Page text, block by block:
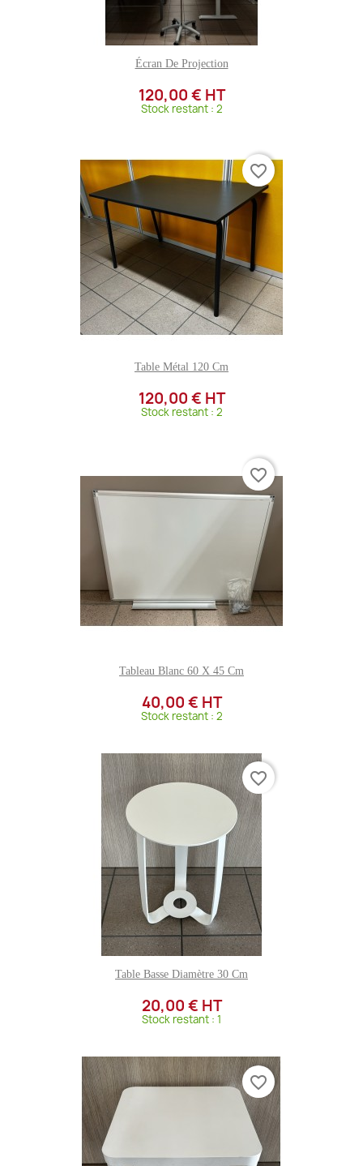
Écran De Projection
120,00 € HT
Stock restant : 2
Table Métal 120 Cm
120,00 € HT
Stock restant : 2
favorite_border
Tableau Blanc 60 X 45 Cm
40,00 € HT
Stock restant : 2
favorite_border
Table Basse Diamètre 30 Cm
20,00 € HT
Stock restant : 1
favorite_border
favorite_border